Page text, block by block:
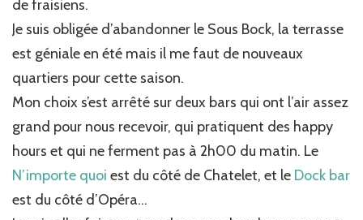
de fraisiens.
Je suis obligée d’abandonner le Sous Bock, la terrasse
est géniale en été mais il me faut de nouveaux
quartiers pour cette saison.
Mon choix s’est arrêté sur deux bars qui ont l’air assez
grand pour nous recevoir, qui pratiquent des happy
hours et qui ne ferment pas à 2h00 du matin. Le
N’importe quoi est du côté de Chatelet, et le Dock bar
est du côté d’Opéra…